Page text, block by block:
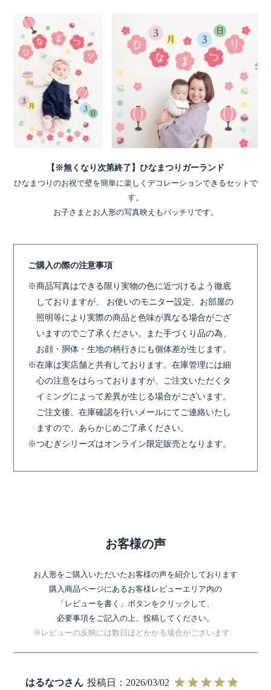
【※無くなり次第終了】ひなまつりガーランド
ひなまつりのお祝で壁を簡単に楽しくデコレーションできるセットで
す。
お子さまとお人形の写真映えもバッチリです。
ご購入の際の注意事項
商品写真はできる限り実物の色に近づけるよう徹底
しておりますが、 お使いのモニター設定、お部屋の
照明等により実際の商品と色味が異なる場合がござ
いますのでご了承ください。また手づくり品の為、
お顔・胴体・生地の柄行きにも個体差が生じます。
在庫は実店舗と共有しております。在庫管理には細
心の注意をはらっておりますが、ご注文いただくタ
イミングによって差異が生じる場合がございます。
ご注文後、在庫確認を行いメールにてご連絡いたし
ますので、あらかじめご了承ください。
つむぎシリーズはオンライン限定販売となります。
お客様の声
お人形をご購入いただいたお客様の声を紹介しております
購入商品ページにあるお客様レビューエリア内の
「レビューを書く」ボタンをクリックして、
必要事項をご記入の上、投稿してください。
※レビューの反映には数日ほどかかる場合がございます。
はるなつ 投稿日 2026/03/02